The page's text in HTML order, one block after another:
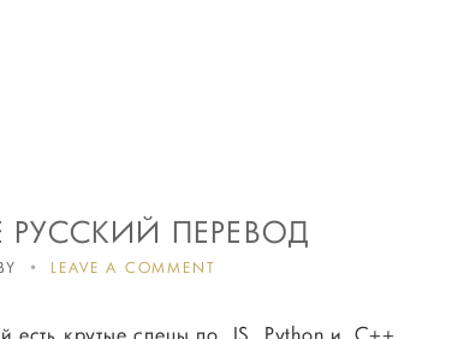
РУССКИЙ ПЕРЕВОД
LEAVE A COMMENT
РУССКИЙ
крутые спецы по JS, Python и С++,